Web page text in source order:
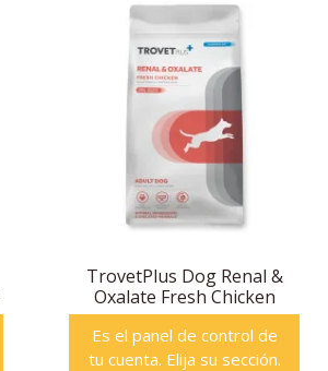
TrovetPlus Dog Renal &
Oxalate Fresh Chicken
Es el panel de control de
tu cuenta. Elija su sección.